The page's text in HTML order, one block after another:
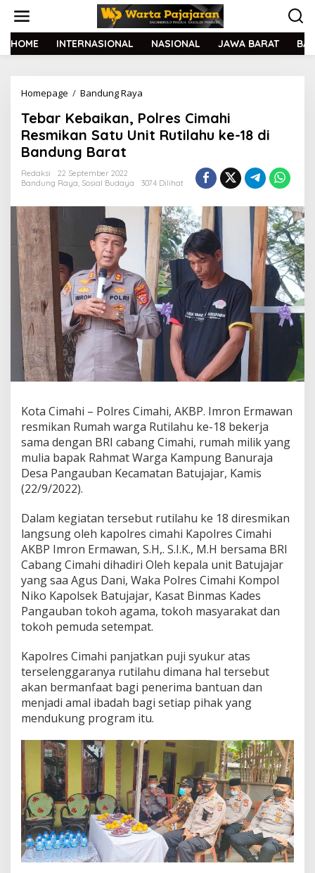
t
HOME INTERNASIONAL NASIONAL JAWA BARAT
Homepage / Bandung Raya
b
a
r
b
i
k
a
n
P
o
l
r
e
s
a
i
R
e
s
m
i
S
a
t
u
U
n
i
t
R
t
i
l
a
h
u
k
e
-
1
8
d
i
B
a
n
d
u
Tebar Kebaikan, Polres Cimahi
Resmikan Satu Unit Rutilahu ke-18 di
Bandung Barat
Redaksi
22 September 2022
Bandung Raya, Sosial Budaya 3074 Dilihat
Kota Cimahi – Polres Cimahi, AKBP. Imron Ermawan
resmikan Rumah warga Rutilahu ke-18 bekerja
sama dengan BRI cabang Cimahi, rumah milik yang
mulia bapak Rahmat Warga Kampung Banuraja
Desa Pangauban Kecamatan Batujajar, Kamis
(22/9/2022).
Dalam kegiatan tersebut rutilahu ke 18 diresmikan
langsung oleh kapolres cimahi Kapolres Cimahi
AKBP Imron Ermawan, S.H,. S.I.K., M.H bersama BRI
Cabang Cimahi dihadiri Oleh kepala unit Batujajar
yang saa Agus Dani, Waka Polres Cimahi Kompol
Niko Kapolsek Batujajar, Kasat Binmas Kades
Pangauban tokoh agama, tokoh masyarakat dan
tokoh pemuda setempat.
Kapolres Cimahi panjatkan puji syukur atas
terselenggaranya rutilahu dimana hal tersebut
akan bermanfaat bagi penerima bantuan dan
menjadi amal ibadah bagi setiap pihak yang
mendukung program itu.